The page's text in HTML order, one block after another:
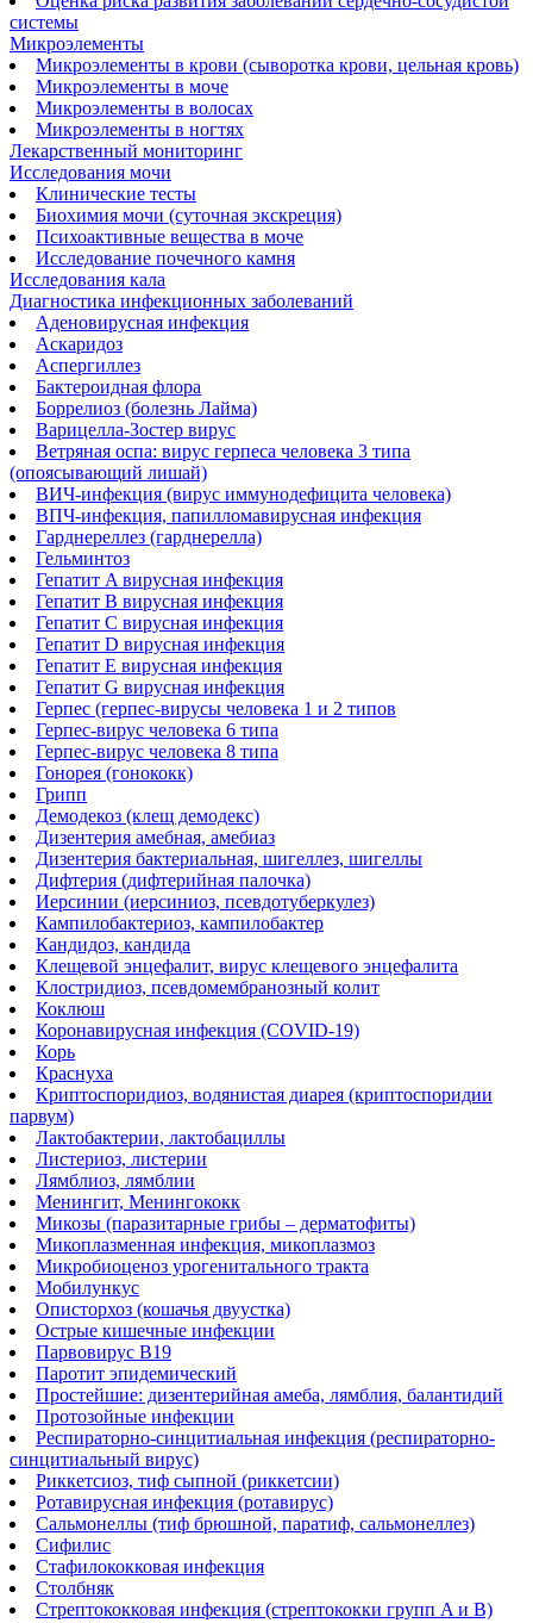
системы
Микроэлементы
Микроэлементы в крови (сыворотка крови, цельная кровь)
Микроэлементы в моче
Микроэлементы в волосах
Микроэлементы в ногтях
Лекарственный мониторинг
Исследования мочи
Клинические тесты
Биохимия мочи (суточная экскреция)
Психоактивные вещества в моче
Исследование почечного камня
Исследования кала
Диагностика инфекционных заболеваний
Аденовирусная инфекция
Аскаридоз
Аспергиллез
Бактероидная флора
Боррелиоз (болезнь Лайма)
Варицелла-Зостер вирус
Ветряная оспа: вирус герпеса человека 3 типа
(опоясывающий лишай)
ВИЧ-инфекция (вирус иммунодефицита человека)
ВПЧ-инфекция, папилломавирусная инфекция
Гарднереллез (гарднерелла)
Гельминтоз
Гепатит A вирусная инфекция
Гепатит B вирусная инфекция
Гепатит С вирусная инфекция
Гепатит D вирусная инфекция
Гепатит Е вирусная инфекция
Гепатит G вирусная инфекция
Герпес (герпес-вирусы человека 1 и 2 типов
Герпес-вирус человека 6 типа
Герпес-вирус человека 8 типа
Гонорея (гонококк)
Грипп
Демодекоз (клещ демодекс)
Дизентерия амебная, амебиаз
Дизентерия бактериальная, шигеллез, шигеллы
Дифтерия (дифтерийная палочка)
Иерсинии (иерсиниоз, псевдотуберкулез)
Кампилобактериоз, кампилобактер
Кандидоз, кандида
Клещевой энцефалит, вирус клещевого энцефалита
Клостридиоз, псевдомембранозный колит
Коклюш
Коронавирусная инфекция (COVID-19)
Корь
Краснуха
Криптоспоридиоз, водянистая диарея (криптоспоридии
парвум)
Лактобактерии, лактобациллы
Листериоз, листерии
Лямблиоз, лямблии
Менингит, Менингококк
Микозы (паразитарные грибы – дерматофиты)
Микоплазменная инфекция, микоплазмоз
Микробиоценоз урогенитального тракта
Мобилункус
Описторхоз (кошачья двуустка)
Острые кишечные инфекции
Парвовирус В19
Паротит эпидемический
Простейшие: дизентерийная амеба, лямблия, балантидий
Протозойные инфекции
Респираторно-синцитиальная инфекция (респираторно-
синцитиальный вирус)
Риккетсиоз, тиф сыпной (риккетсии)
Ротавирусная инфекция (ротавирус)
Сальмонеллы (тиф брюшной, паратиф, сальмонеллез)
Сифилис
Стафилококковая инфекция
Столбняк
Стрептококковая инфекция (стрептококки групп A и B)